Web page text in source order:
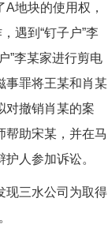
地块的使用权，
遇到“钉子户”李
”李某家进行剪电
事罪将王某和肖某
对撤销肖某的案
帮助宋某，并在马
人参加诉讼。
现三水公司为取得